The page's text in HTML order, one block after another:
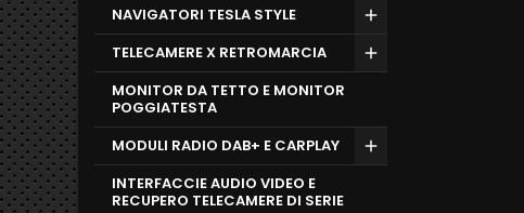
NAVIGATORI TESLA STYLE
TELECAMERE X RETROMARCIA
MONITOR DA TETTO E MONITOR
POGGIATESTA
MODULI RADIO DAB+ E CARPLAY
INTERFACCIE AUDIO VIDEO E
RECUPERO TELECAMERE DI SERIE